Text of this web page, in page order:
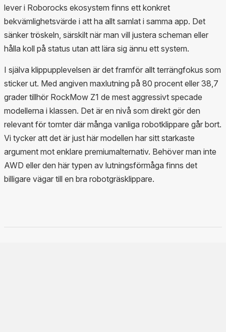
lever i Roborocks ekosystem finns ett konkret
bekvämlighetsvärde i att ha allt samlat i samma app. Det
sänker tröskeln, särskilt när man vill justera scheman eller
hålla koll på status utan att lära sig ännu ett system.
I själva klippupplevelsen är det framför allt terrängfokus som
sticker ut. Med angiven maxlutning på 80 procent eller 38,7
grader tillhör RockMow Z1 de mest aggressivt specade
modellerna i klassen. Det är en nivå som direkt gör den
relevant för tomter där många vanliga robotklippare går bort.
Vi tycker att det är just här modellen har sitt starkaste
argument mot enklare premiumalternativ. Behöver man inte
AWD eller den här typen av lutningsförmåga finns det
billigare vägar till en bra robotgräsklippare.